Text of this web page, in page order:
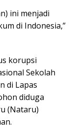
ini menjadi
di Indonesia,”
korupsi
Sekolah
di Lapas
diduga
(Nataru)